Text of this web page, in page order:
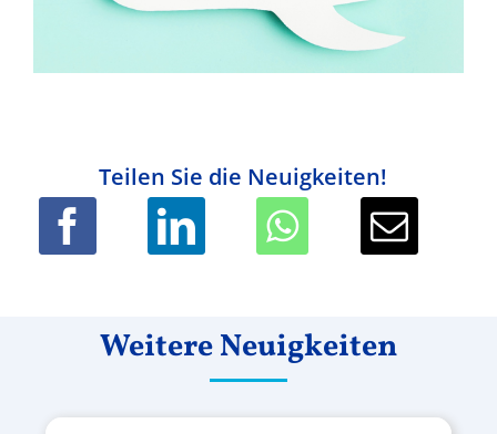
Teilen Sie die Neuigkeiten!
Weitere Neuigkeiten